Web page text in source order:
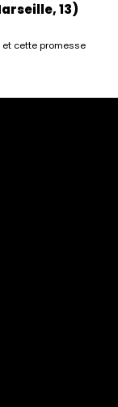
13)
et cette promesse